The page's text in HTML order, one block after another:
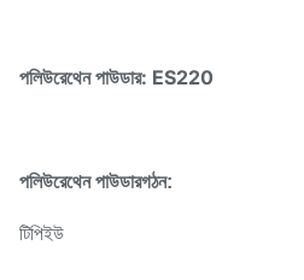
পলিউরেথেন পাউডার: ES220
পলিউরেথেন পাউডারগঠন:
টিপিইউ